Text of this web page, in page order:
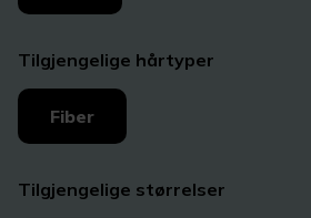
Tilgjengelige hårtyper
Fiber
Tilgjengelige størrelser